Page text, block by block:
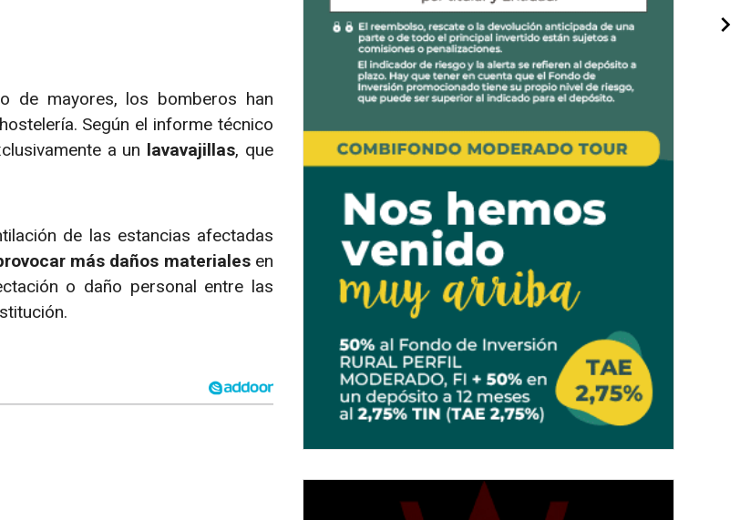
de mayores, los bomberos han
Según el informe técnico
a un lavavajillas, que
de las estancias afectadas
más daños materialesen
o daño personal entre las